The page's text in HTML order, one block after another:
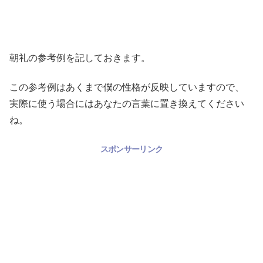
朝礼の参考例を記しておきます。
この参考例はあくまで僕の性格が反映していますので、
実際に使う場合にはあなたの言葉に置き換えてください
ね。
スポンサーリンク